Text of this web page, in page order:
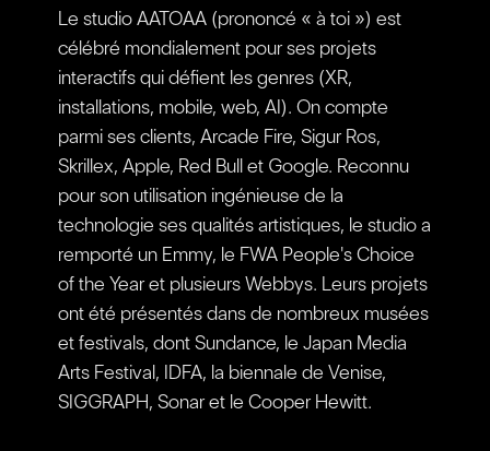
Le studio AATOAA (prononcé « à toi ») est
célébré mondialement pour ses projets
interactifs qui défient les genres (XR,
installations, mobile, web, AI). On compte
parmi ses clients, Arcade Fire, Sigur Ros,
Skrillex, Apple, Red Bull et Google. Reconnu
pour son utilisation ingénieuse de la
technologie ses qualités artistiques, le studio a
remporté un Emmy, le FWA People's Choice
of the Year et plusieurs Webbys. Leurs projets
ont été présentés dans de nombreux musées
et festivals, dont Sundance, le Japan Media
Arts Festival, IDFA, la biennale de Venise,
SIGGRAPH, Sonar et le Cooper Hewitt.